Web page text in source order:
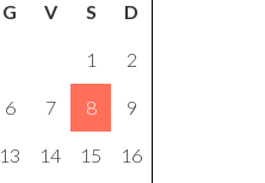
G V S D
1 2
6 7 8 9
13 14 15 16